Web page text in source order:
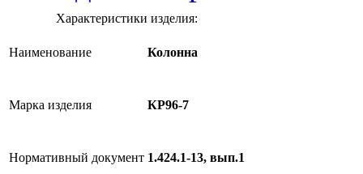
Характеристики изделия:
Наименование Колонна
Марка изделия КР96-7
Нормативный документ 1.424.1-13, вып.1